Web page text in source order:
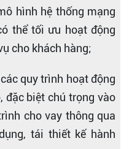
hình hệ thống mạng
thể tối ưu hoạt động
cho khách hàng;
quy trình hoạt động
đặc biệt chú trọng vào
cho vay thông qua
tái thiết kế hành